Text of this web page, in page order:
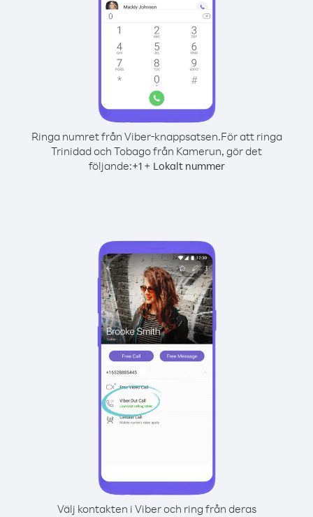
Ringa numret från Viber-knappsatsen.För att ringa
Trinidad och Tobago från Kamerun, gör det
följande:+1+ Lokalt nummer
Välj kontakten i Viber och ring från deras